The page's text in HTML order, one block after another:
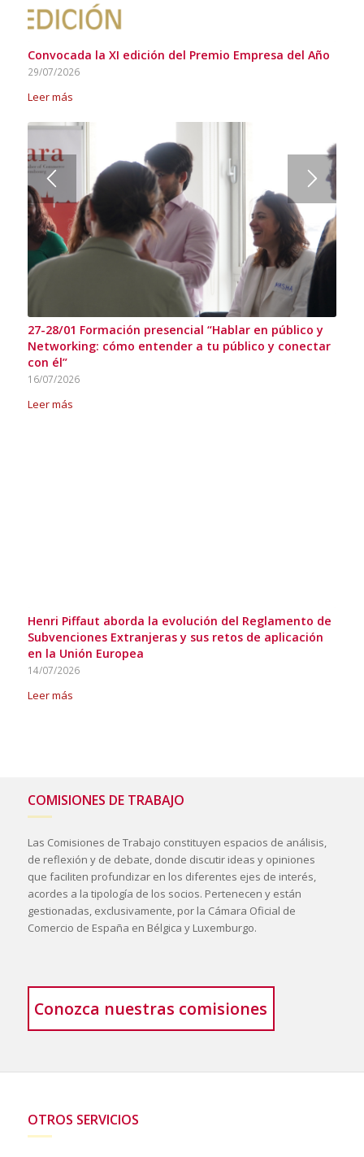
Convocada la XI edición del Premio Empresa del Año
29/07/2026
Leer más
27-28/01 Formación presencial “Hablar en público y
Networking: cómo entender a tu público y conectar
con él”
16/07/2026
Leer más
Henri Piffaut aborda la evolución del Reglamento de
Subvenciones Extranjeras y sus retos de aplicación
en la Unión Europea
14/07/2026
Leer más
COMISIONES DE TRABAJO
Las Comisiones de Trabajo constituyen espacios de análisis,
de reflexión y de debate, donde discutir ideas y opiniones
que faciliten profundizar en los diferentes ejes de interés,
acordes a la tipología de los socios. Pertenecen y están
gestionadas, exclusivamente, por la Cámara Oficial de
Comercio de España en Bélgica y Luxemburgo.
Conozca nuestras comisiones
OTROS SERVICIOS